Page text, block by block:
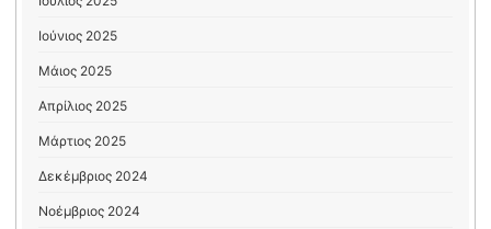
Ιούνιος 2025
Μάιος 2025
Απρίλιος 2025
Μάρτιος 2025
Δεκέμβριος 2024
Νοέμβριος 2024